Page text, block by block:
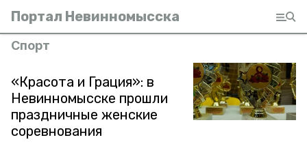
Портал Невинномысска
Спорт
«Красота и Грация»: в
Невинномысске прошли
праздничные женские
соревнования